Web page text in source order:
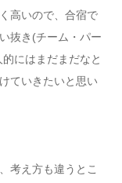
高いので、合宿で
抜き(チーム・パー
にはまだまだなと
ていきたいと思い
考え方も違うとこ